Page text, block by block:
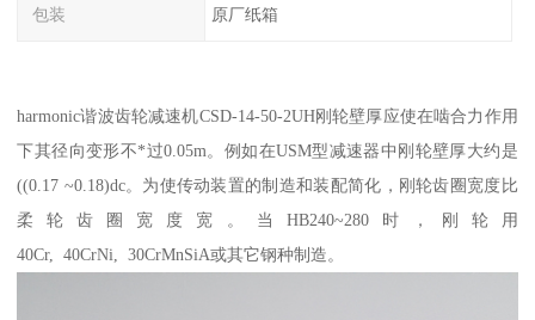
包装 原厂纸箱
harmonic谐波齿轮减速机CSD-14-50-2UH刚轮壁厚应使在啮合力作用
下其径向变形不*过0.05m。例如在USM型减速器中刚轮壁厚大约是
((0.17 ~0.18)dc。为使传动装置的制造和装配简化，刚轮齿圈宽度比
柔轮齿圈宽度宽。当HB240~280时，刚轮用
40Cr, 40CrNi, 30CrMnSiA或其它钢种制造。